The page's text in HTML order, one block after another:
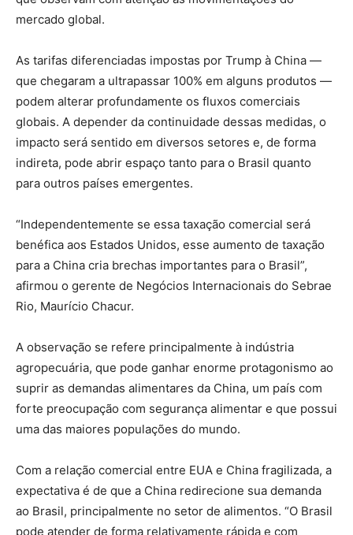
mercado global.
As tarifas diferenciadas impostas por Trump à China —
que chegaram a ultrapassar 100% em alguns produtos —
podem alterar profundamente os fluxos comerciais
globais. A depender da continuidade dessas medidas, o
impacto será sentido em diversos setores e, de forma
indireta, pode abrir espaço tanto para o Brasil quanto
para outros países emergentes.
“Independentemente se essa taxação comercial será
benéfica aos Estados Unidos, esse aumento de taxação
para a China cria brechas importantes para o Brasil”,
afirmou o gerente de Negócios Internacionais do Sebrae
Rio, Maurício Chacur.
A observação se refere principalmente à indústria
agropecuária, que pode ganhar enorme protagonismo ao
suprir as demandas alimentares da China, um país com
forte preocupação com segurança alimentar e que possui
uma das maiores populações do mundo.
Com a relação comercial entre EUA e China fragilizada, a
expectativa é de que a China redirecione sua demanda
ao Brasil, principalmente no setor de alimentos. “O Brasil
pode atender de forma relativamente rápida e com